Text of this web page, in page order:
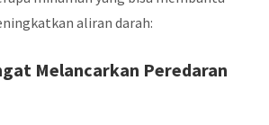
aliran darah:
Melancarkan Peredaran